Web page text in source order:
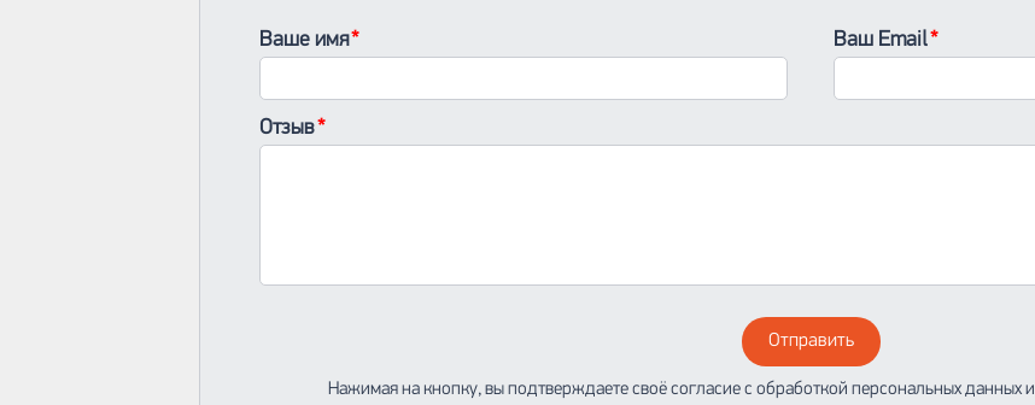
Ваше имя Ваш Email
Отзыв
Отправить
Нажимая на кнопку, вы подтверждаете своё согласие с обработкой персональных данных и